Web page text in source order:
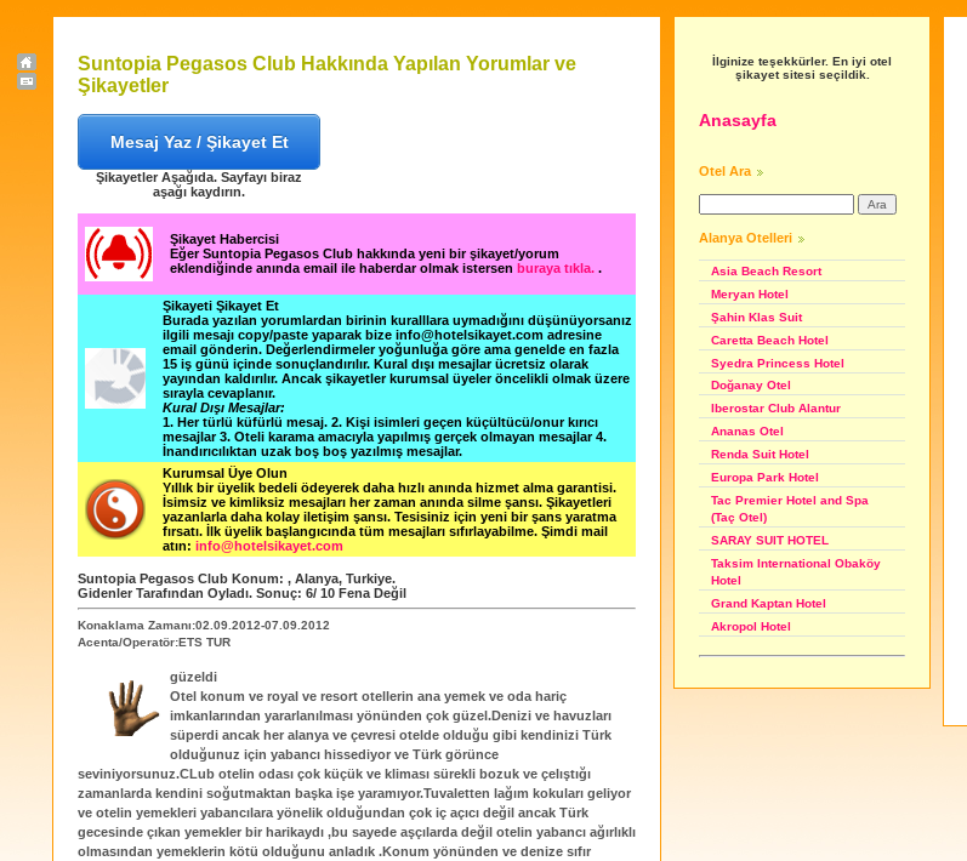
Suntopia Pegasos Club Hakkında Yapılan Yorumlar ve
Şikayetler
Mesaj Yaz / Şikayet Et
Şikayetler Aşağıda. Sayfayı biraz
aşağı kaydırın.
Şikayet Habercisi
Eğer Suntopia Pegasos Club hakkında yeni bir şikayet/yorum
eklendiğinde anında email ile haberdar olmak istersen buraya tıkla. .
Şikayeti Şikayet Et
Burada yazılan yorumlardan birinin kuralllara uymadığını düşünüyorsanız
ilgili mesajı copy/paste yaparak bize info@hotelsikayet.com adresine
email gönderin. Değerlendirmeler yoğunluğa göre ama genelde en fazla
15 iş günü içinde sonuçlandırılır. Kural dışı mesajlar ücretsiz olarak
yayından kaldırılır. Ancak şikayetler kurumsal üyeler öncelikli olmak üzere
sırayla cevaplanır.
Kural Dışı Mesajlar:
1. Her türlü küfürlü mesaj. 2. Kişi isimleri geçen küçültücü/onur kırıcı
mesajlar 3. Oteli karama amacıyla yapılmış gerçek olmayan mesajlar 4.
İnandırıcılıktan uzak boş boş yazılmış mesajlar.
Kurumsal Üye Olun
Yıllık bir üyelik bedeli ödeyerek daha hızlı anında hizmet alma garantisi.
İsimsiz ve kimliksiz mesajları her zaman anında silme şansı. Şikayetleri
yazanlarla daha kolay iletişim şansı. Tesisiniz için yeni bir şans yaratma
fırsatı. İlk üyelik başlangıcında tüm mesajları sıfırlayabilme. Şimdi mail
atın: info@hotelsikayet.com
Suntopia Pegasos Club Konum: , Alanya, Turkiye.
Gidenler Tarafından Oyladı. Sonuç: 6/ 10 Fena Değil
Konaklama Zamanı:02.09.2012-07.09.2012
Acenta/Operatör:ETS TUR
güzeldi
Otel konum ve royal ve resort otellerin ana yemek ve oda hariç
imkanlarından yararlanılması yönünden çok güzel.Denizi ve havuzları
süperdi ancak her alanya ve çevresi otelde olduğu gibi kendinizi Türk
olduğunuz için yabancı hissediyor ve Türk görünce
seviniyorsunuz.CLub otelin odası çok küçük ve kliması sürekli bozuk ve çelıştığı
zamanlarda kendini soğutmaktan başka işe yaramıyor.Tuvaletten lağım kokuları geliyor
ve otelin yemekleri yabancılara yönelik olduğundan çok iç açıcı değil ancak Türk
gecesinde çıkan yemekler bir harikaydı ,bu sayede aşçılarda değil otelin yabancı ağırlıklı
olmasından yemeklerin kötü olduğunu anladık .Konum yönünden ve denize sıfır
İlginize teşekkürler. En iyi otel
şikayet sitesi seçildik.
Anasayfa
Otel Ara
Alanya Otelleri
Asia Beach Resort
Meryan Hotel
Şahin Klas Suit
Caretta Beach Hotel
Syedra Princess Hotel
Doğanay Otel
Iberostar Club Alantur
Ananas Otel
Renda Suit Hotel
Europa Park Hotel
Tac Premier Hotel and Spa
(Taç Otel)
SARAY SUIT HOTEL
Taksim International Obaköy
Hotel
Grand Kaptan Hotel
Akropol Hotel